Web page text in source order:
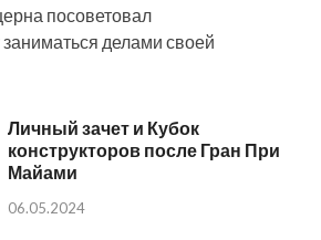
посоветовал
заниматься делами своей
Личный зачет и Кубок
конструкторов после Гран При
Майами
06.05.2024